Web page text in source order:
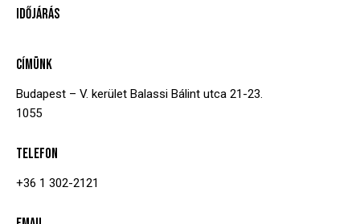
IDŐJÁRÁS
CÍMÜNK
Budapest – V. kerület Balassi Bálint utca 21-23.
1055
TELEFON
+36 1 302-2121